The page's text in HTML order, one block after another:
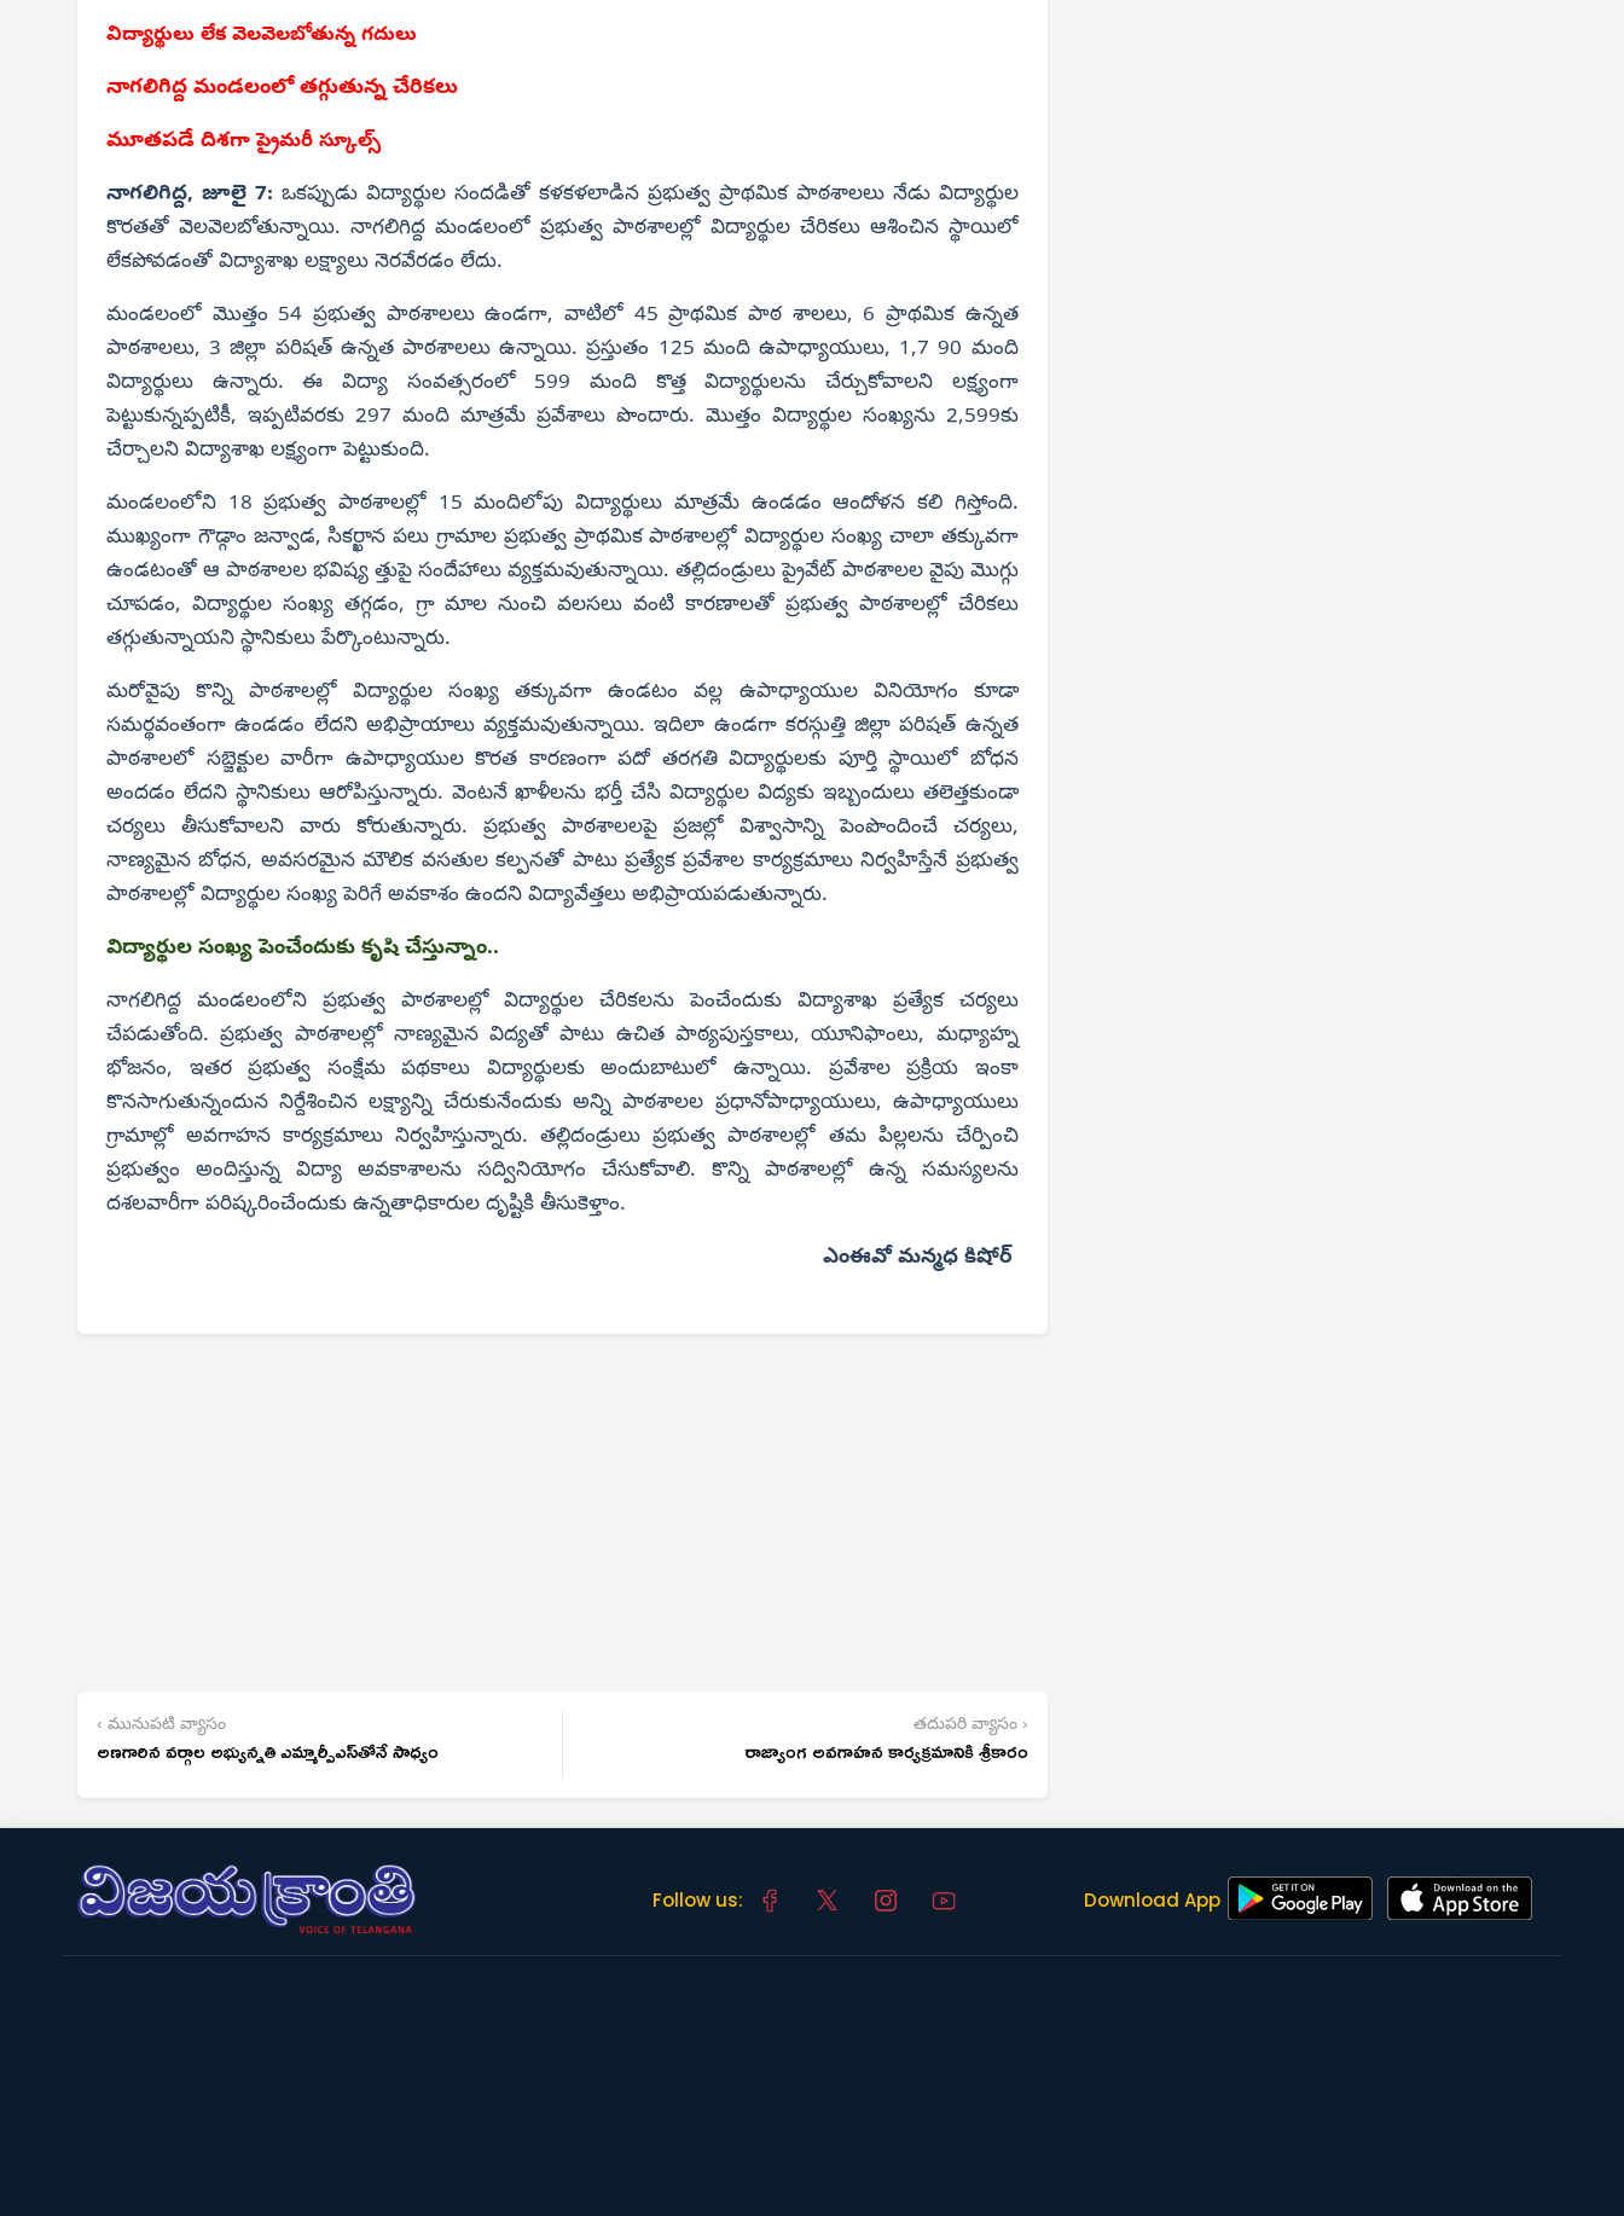
విద్యార్థులు లేకవెలవెలబోతున్న గదులు
నాగలిగిద్ద మండలంలో తగ్గుతున్న చేరికలు
మూతపడే దిశగాప్రైమరీ స్కూల్స్
నాగలిగిద్ద, జూలై 7: ఒకప్పుడు విద్యార్థుల సందడితో కళకళలాడిన ప్రభుత్వ ప్రాథమిక పాఠశాలలు నేడు విద్యార్థుల
కొరతతో వెలవెలబోతున్నాయి. నాగలిగిద్ద మండలంలో ప్రభుత్వ పాఠశాలల్లో విద్యార్థుల చేరికలు ఆశించిన స్థాయిలో
లేకపోవడంతో విద్యాశాఖ లక్ష్యాలు నెరవేరడం లేదు.
మండలంలో మొత్తం 54 ప్రభుత్వ పాఠశాలలు ఉండగా, వాటిలో 45 ప్రాథమిక పాఠ శాలలు, 6 ప్రాథమిక ఉన్నత
పాఠశాలలు, 3 జిల్లా పరిషత్ ఉన్నత పాఠశాలలు ఉన్నాయి. ప్రస్తుతం 125 మంది ఉపాధ్యాయులు, 1,7 90 మంది
విద్యార్థులు ఉన్నారు. ఈ విద్యా సంవత్సరంలో 599 మంది కొత్త విద్యార్థులను చేర్చుకోవాలని లక్ష్యంగా
పెట్టుకున్నప్పటికీ, ఇప్పటివరకు 297 మంది మాత్రమే ప్రవేశాలు పొందారు. మొత్తం విద్యార్థుల సంఖ్యను 2,599కు
చేర్చాలని విద్యాశాఖ లక్ష్యంగా పెట్టుకుంది.
మండలంలోని 18 ప్రభుత్వ పాఠశాలల్లో 15 మందిలోపు విద్యార్థులు మాత్రమే ఉండడం ఆందోళన కలి గిస్తోంది.
ముఖ్యంగా గౌడ్గాం జన్వాడ, సికర్ఖాన పలు గ్రామాల ప్రభుత్వ ప్రాథమిక పాఠశాలల్లో విద్యార్థుల సంఖ్య చాలా తక్కువగా
ఉండటంతో ఆ పాఠశాలల భవిష్య త్తుపై సందేహాలు వ్యక్తమవుతున్నాయి. తల్లిదండ్రులు ప్రైవేట్ పాఠశాలల వైపు మొగ్గు
చూపడం, విద్యార్థుల సంఖ్య తగ్గడం, గ్రా మాల నుంచి వలసలు వంటి కారణాలతో ప్రభుత్వ పాఠశాలల్లో చేరికలు
తగ్గుతున్నాయని స్థానికులు పేర్కొంటున్నారు.
మరోవైపు కొన్ని పాఠశాలల్లో విద్యార్థుల సంఖ్య తక్కువగా ఉండటం వల్ల ఉపాధ్యాయుల వినియోగం కూడా
సమర్థవంతంగా ఉండడం లేదని అభిప్రాయాలు వ్యక్తమవుతున్నాయి. ఇదిలా ఉండగా కరస్గుత్తి జిల్లా పరిషత్ ఉన్నత
పాఠశాలలో సబ్జెక్టుల వారీగా ఉపాధ్యాయుల కొరత కారణంగా పదో తరగతి విద్యార్థులకు పూర్తి స్థాయిలో బోధన
అందడం లేదని స్థానికులు ఆరోపిస్తున్నారు. వెంటనే ఖాళీలను భర్తీ చేసి విద్యార్థుల విద్యకు ఇబ్బందులు తలెత్తకుండా
చర్యలు తీసుకోవాలని వారు కోరుతున్నారు. ప్రభుత్వ పాఠశాలలపై ప్రజల్లో విశ్వాసాన్ని పెంపొందించే చర్యలు,
నాణ్యమైన బోధన, అవసరమైన మౌలిక వసతుల కల్పనతో పాటు ప్రత్యేక ప్రవేశాల కార్యక్రమాలు నిర్వహిస్తేనే ప్రభుత్వ
పాఠశాలల్లో విద్యార్థుల సంఖ్య పెరిగే అవకాశం ఉందని విద్యావేత్తలు అభిప్రాయపడుతున్నారు.
విద్యార్థుల సంఖ్య పెంచేందుకు కృషి చేస్తున్నాం..
నాగలిగిద్ద మండలంలోని ప్రభుత్వ పాఠశాలల్లో విద్యార్థుల చేరికలను పెంచేందుకు విద్యాశాఖ ప్రత్యేక చర్యలు
చేపడుతోంది. ప్రభుత్వ పాఠశాలల్లో నాణ్యమైన విద్యతో పాటు ఉచిత పాఠ్యపుస్తకాలు, యూనిఫాంలు, మధ్యాహ్న
భోజనం, ఇతర ప్రభుత్వ సంక్షేమ పథకాలు విద్యార్థులకు అందుబాటులో ఉన్నాయి. ప్రవేశాల ప్రక్రియ ఇంకా
కొనసాగుతున్నందున నిర్దేశించిన లక్ష్యాన్ని చేరుకునేందుకు అన్ని పాఠశాలల ప్రధానోపాధ్యాయులు, ఉపాధ్యాయులు
గ్రామాల్లో అవగాహన కార్యక్రమాలు నిర్వహిస్తున్నారు. తల్లిదండ్రులు ప్రభుత్వ పాఠశాలల్లో తమ పిల్లలను చేర్పించి
ప్రభుత్వం అందిస్తున్న విద్యా అవకాశాలను సద్వినియోగం చేసుకోవాలి. కొన్ని పాఠశాలల్లో ఉన్న సమస్యలను
దశలవారీగా పరిష్కరించేందుకు ఉన్నతాధికారుల దృష్టికి తీసుకెళ్తాం.
ఎంఈవో మన్మధ కిషోర్
‹ మునుపటి వ్యాసం
అణగారిన వర్గాల అభ్యున్నతి ఎమ్మార్పీఎస్‌తోనే సాధ్యం
తదుపరి వ్యాసం ›
రాజ్యాంగ అవగాహన కార్యక్రమానికి శ్రీకారం
Follow us: Download App